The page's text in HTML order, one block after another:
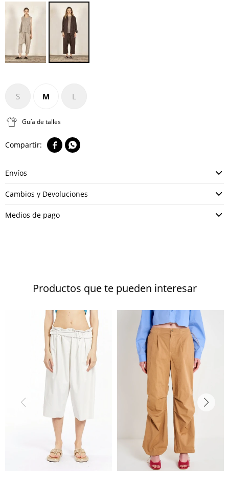
S M L
Guía de talles
 
Envíos
Cambios y Devoluciones
Medios de pago
Productos que te pueden interesar